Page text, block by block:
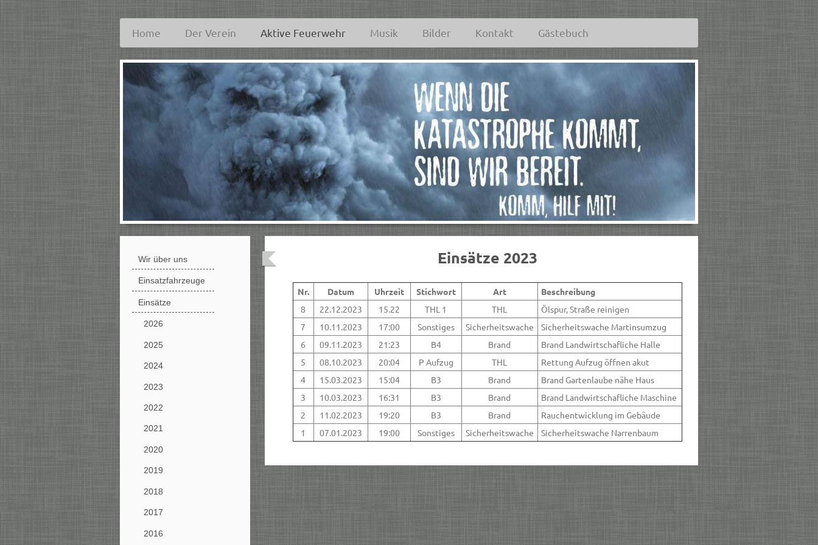
Home Der Verein Aktive Feuerwehr Musik Bilder Kontakt Gästebuch
Einsätze 2023
Nr. Datum Uhrzeit Stichwort Art
Beschreibung
8
22.12.2023 15.22 THL 1 THL
Ölspur, Straße reinigen
7
10.11.2023 17:00 Sonstiges Sicherheitswache
Sicherheitswache Martinsumzug
6
09.11.2023 21:23 B4 Brand
Brand Landwirtschafliche Halle
5
08.10.2023 20:04 P Aufzug THL
Rettung Aufzug öffnen akut
4
15.03.2023 15:04 B3 Brand
Brand Gartenlaube nähe Haus
3
10.03.2023 16:31 B3 Brand
Brand Landwirtschafliche Maschine
2
11.02.2023 19:20 B3 Brand
Rauchentwicklung im Gebäude
1
07.01.2023 19:00 Sonstiges Sicherheitswache Sicherheitswache Narrenbaum
Wir über uns
Einsatzfahrzeuge
Einsätze
2026
2025
2024
2023
2022
2021
2020
2019
2018
2017
2016